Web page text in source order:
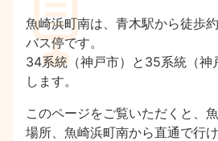
魚崎浜町南は、青木駅から徒歩
バス停です。
34系統（神戸市）と35系統（神
します。
このページをご覧いただくと、
場所、魚崎浜町南から直通で行